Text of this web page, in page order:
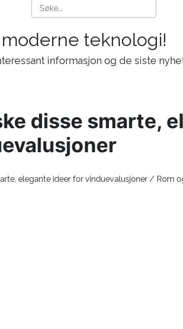
teknologi!
informasjon og de siste
disse smarte,